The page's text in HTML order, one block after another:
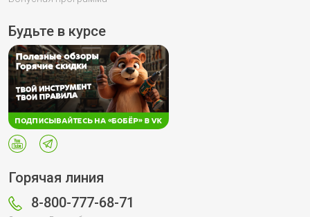
Будьте в курсе
Горячая линия
8-800-777-68-71